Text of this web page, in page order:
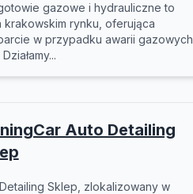
gazowe i hydrauliczne to
krakowskim rynku, oferująca
w przypadku awarii gazowych
Auto Detailing
Sklep, zlokalizowany w